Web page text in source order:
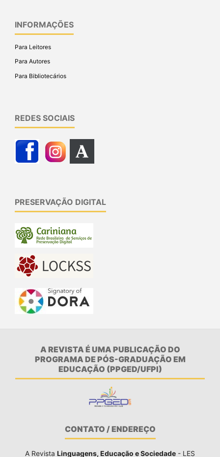
INFORMAÇÕES
Para Leitores
Para Autores
Para Bibliotecários
REDES SOCIAIS
PRESERVAÇÃO DIGITAL
A REVISTA É UMA PUBLICAÇÃO DO
PROGRAMA DE PÓS-GRADUAÇÃO EM
EDUCAÇÃO (PPGED/UFPI)
CONTATO / ENDEREÇO
A Revista Linguagens, Educação e Sociedade - LES